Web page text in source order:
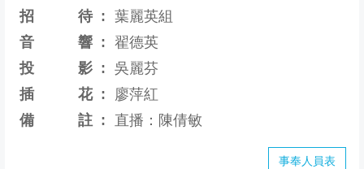
招待
葉麗英組
音響
翟德英
投影
吳麗芬
插花
廖萍紅
備註
直播：陳倩敏
事奉人員表